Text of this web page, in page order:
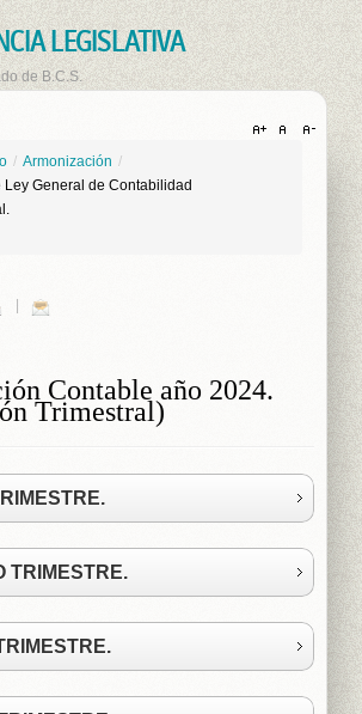
LEGISLATIVA
de B.C.S.
/ Armonización /
Ley General de Contabilidad
Contable año 2024.
Trimestral)
TRIMESTRE.